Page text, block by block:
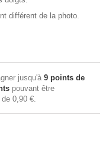
différent de la photo.
jusqu'à 9 points de
pouvant être
de 0,90 €.